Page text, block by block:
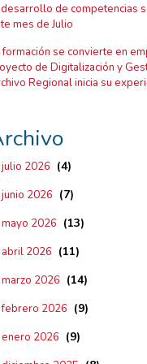
de competencias
mes de Julio
formación se convierte en
de Digitalización y
Regional inicia su
julio 2026 (4)
junio 2026 (7)
mayo 2026 (13)
abril 2026 (11)
marzo 2026 (14)
febrero 2026 (9)
enero 2026 (9)